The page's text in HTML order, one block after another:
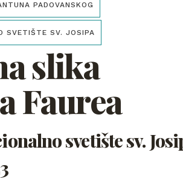
PADOVANSKOG
SVETIŠTE SV. JOSIPA
slika
Faurea
svetište sv.